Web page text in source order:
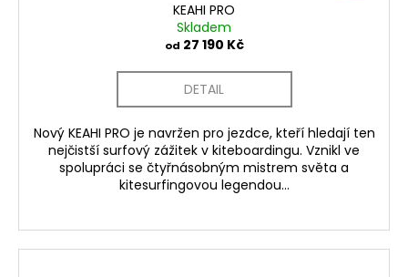
KEAHI PRO
Skladem
od 27 190 Kč
DETAIL
Nový KEAHI PRO je navržen pro jezdce, kteří hledají ten
nejčistší surfový zážitek v kiteboardingu. Vznikl ve
spolupráci se čtyřnásobným mistrem světa a
kitesurfingovou legendou...